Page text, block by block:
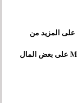
على المزيد من
الميزات هو الوصفة النهائية حتى تحصل Meta على بعض المال